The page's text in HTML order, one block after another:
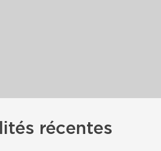
récentes